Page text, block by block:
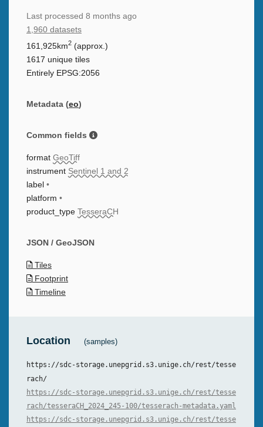
Last processed 8 months ago
1,960 datasets
161,925km2 (approx.)
1617 unique tiles
Entirely EPSG:2056
Metadata (eo)
Common fields
format GeoTiff
instrument Sentinel 1 and 2
label •
platform •
product_type TesseraCH
JSON / GeoJSON
Tiles
Footprint
Timeline
Location (samples)
https://sdc-storage.unepgrid.s3.unige.ch/rest/tesse
rach/
https://sdc-storage.unepgrid.s3.unige.ch/rest/tesse
rach/tesseraCH_2024_245-100/tesserach-metadata.yaml
https://sdc-storage.unepgrid.s3.unige.ch/rest/tesse